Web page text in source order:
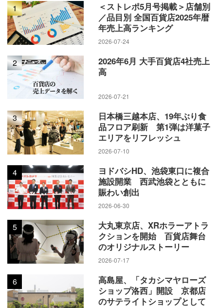
1
＜ストレポ5月号掲載＞店舗別
／品目別 全国百貨店2025年暦
年売上高ランキング
2026-07-24
2
2026年6月 大手百貨店4社売上
高
2026-07-21
3
日本橋三越本店、19年ぶり食
品フロア刷新 第1弾は洋菓子
エリアをリフレッシュ
2026-07-10
4
ヨドバシHD、池袋東口に複合
施設開業 西武池袋とともに
賑わい創出
2026-06-30
5
大丸東京店、XRホラーアトラ
クションを開始 百貨店舞台
のオリジナルストーリー
2026-07-17
6
高島屋、「タカシマヤローズ
ショップ洛西」開設 京都店
のサテライトショップとして